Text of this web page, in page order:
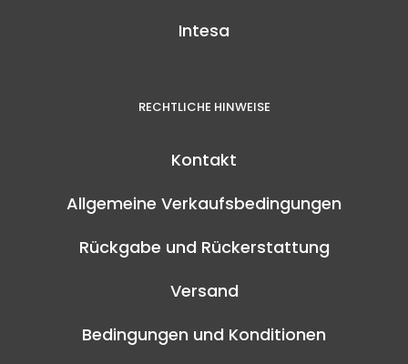
Intesa
RECHTLICHE HINWEISE
Kontakt
Allgemeine Verkaufsbedingungen
Rückgabe und Rückerstattung
Versand
Bedingungen und Konditionen